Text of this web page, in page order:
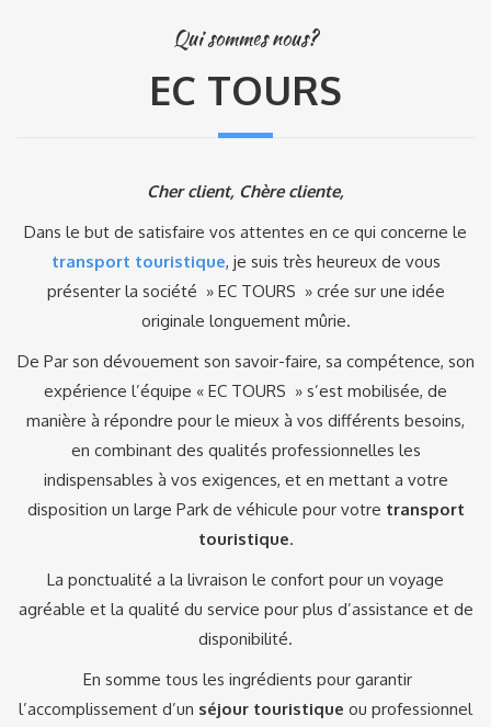
Qui sommes nous?
EC TOURS
Cher client, Chère cliente,
Dans le but de satisfaire vos attentes en ce qui concerne le
transport touristique, je suis très heureux de vous
présenter la société » EC TOURS » crée sur une idée
originale longuement mûrie.
De Par son dévouement son savoir-faire, sa compétence, son
expérience l’équipe « EC TOURS » s’est mobilisée, de
manière à répondre pour le mieux à vos différents besoins,
en combinant des qualités professionnelles les
indispensables à vos exigences, et en mettant a votre
disposition un large Park de véhicule pour votre transport
touristique.
La ponctualité a la livraison le confort pour un voyage
agréable et la qualité du service pour plus d’assistance et de
disponibilité.
En somme tous les ingrédients pour garantir
l’accomplissement d’un séjour touristique ou professionnel